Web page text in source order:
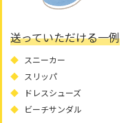
送っていただける一例
スニーカー
スリッパ
ドレスシューズ
ビーチサンダル